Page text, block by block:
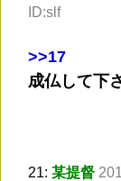
ID:slf
>>17
成仏して下
21: 某提督